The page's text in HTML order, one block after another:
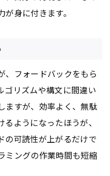
身に付きます。
、フォードバックをもら
ゴリズムや構文に間違い
ますが、効率よく、無駄
ようになったほうが、
の可読性が上がるだけで
ミングの作業時間も短縮